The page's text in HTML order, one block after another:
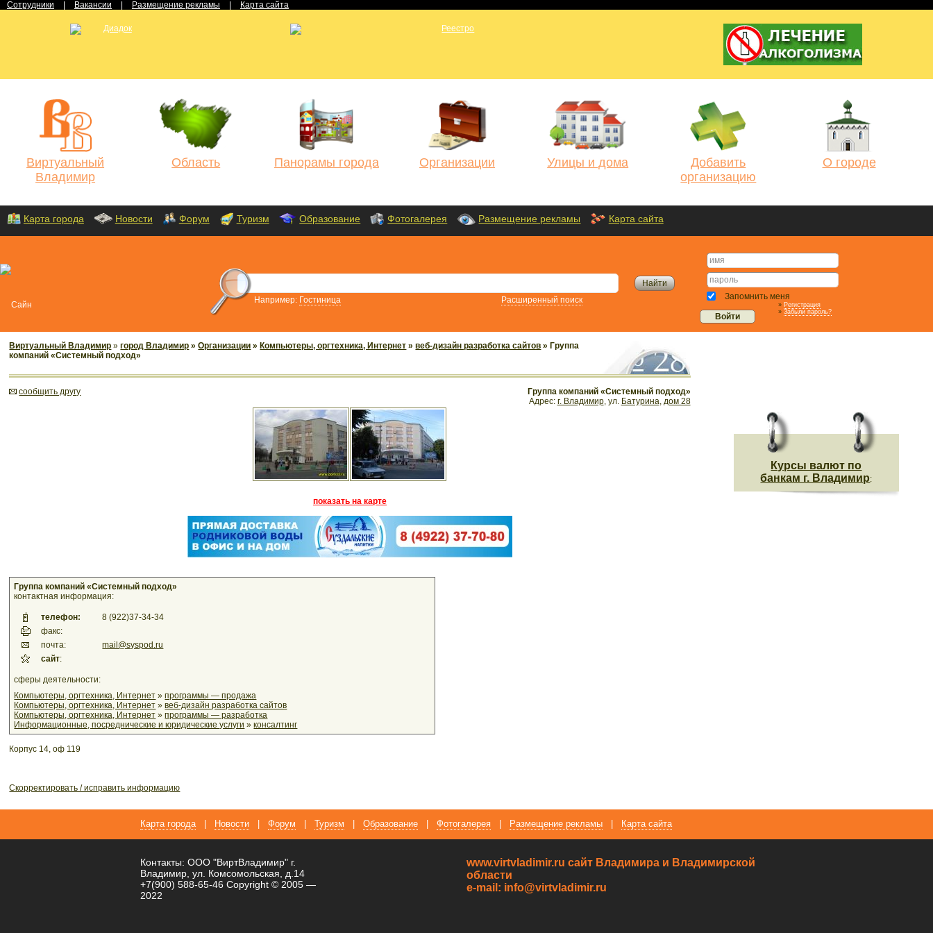
Сотрудники Вакансии Размещение рекламы Карта сайта
Виртуальный
Владимир
Область Панорамы города Организации Улицы и дома
Добавить
организацию
О городе
Карта города Новости Форум Туризм Образование Фотогалерея Размещение рекламы Карта сайта
Например: Гостиница Расширенный поиск Запомнить меня
» Регистрация
» Забыли пароль?
Виртуальный Владимир »город Владимир »Организации » Компьютеры, оргтехника, Интернет »веб-дизайн разработка сайтов » Группа
компаний «Системный подход»
cообщить другу
Группа компаний «Системный подход»
Адрес: г. Владимир, ул. Батурина, дом 28
показать на карте
Группа компаний «Системный подход»
контактная информация:
телефон:
8 (922)37-34-34
факс:
почта:
mail@syspod.ru
сайт:
сферы деятельности:
Компьютеры, оргтехника, Интернет »программы — продажа
Компьютеры, оргтехника, Интернет »веб-дизайн разработка сайтов
Компьютеры, оргтехника, Интернет »программы — разработка
Информационные, посреднические и юридические услуги »консалтинг
Корпус 14, оф 119
Скорректировать / исправить информацию
Курсы валют по
банкам г. Владимир:
Карта города Новости Форум Туризм Образование Фотогалерея Размещение рекламы Карта сайта
Контакты: ООО "ВиртВладимир" г.
Владимир, ул. Комсомольская, д.14
+7(900) 588-65-46 Copyright © 2005 —
2022
www.virtvladimir.ru cайт Владимира и Владимирской
области
e-mail: info@virtvladimir.ru